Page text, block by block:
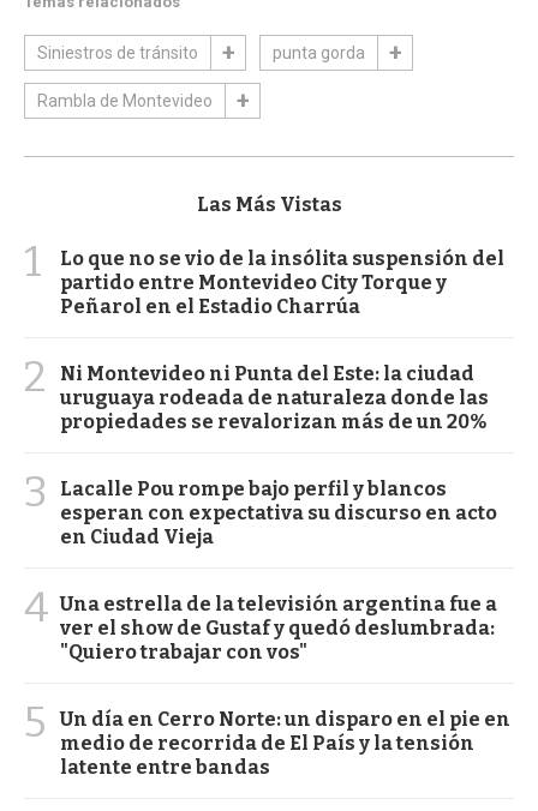
Siniestros de tránsito punta gorda
Rambla de Montevideo
Las Más Vistas
1
Lo que no se vio de la insólita suspensión del
partido entre Montevideo City Torque y
Peñarol en el Estadio Charrúa
2
Ni Montevideo ni Punta del Este: la ciudad
uruguaya rodeada de naturaleza donde las
propiedades se revalorizan más de un 20%
3
Lacalle Pou rompe bajo perfil y blancos
esperan con expectativa su discurso en acto
en Ciudad Vieja
4 Una estrella de la televisión argentina fue a
ver el show de Gustaf y quedó deslumbrada:
"Quiero trabajar con vos"
5
Un día en Cerro Norte: un disparo en el pie en
medio de recorrida de El País y la tensión
latente entre bandas